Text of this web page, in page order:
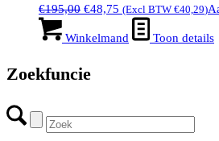
€195,00 Oorspronkelijke
was:
€48,75 Huidige
prijs
is:
(Excl BTW €40,29)
Winkelmand Toon details
Zoekfuncie